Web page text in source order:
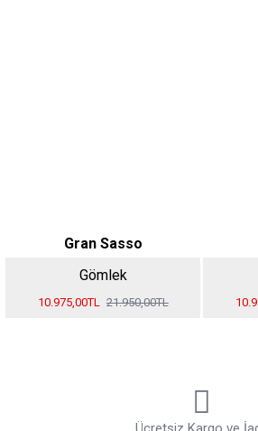
Gran Sasso
Gömlek
10.975,00TL 21.950,00TL